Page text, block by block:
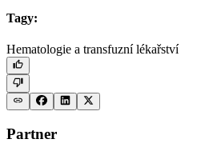
Tagy:
Hematologie a transfuzní lékařství
Partner